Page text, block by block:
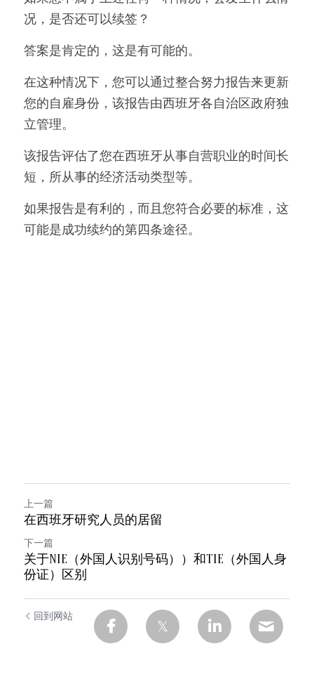
况，是否还可以续签？
答案是肯定的，这是有可能的。
在这种情况下，您可以通过整合努力报告来更新
您的自雇身份，该报告由西班牙各自治区政府独
立管理。
该报告评估了您在西班牙从事自营职业的时间长
短，所从事的经济活动类型等。
如果报告是有利的，而且您符合必要的标准，这
可能是成功续约的第四条途径。
上一篇
在西班牙研究人员的居留
下一篇
关于NIE（外国人识别号码））和TIE（外国人身
份证）区别
回到网站